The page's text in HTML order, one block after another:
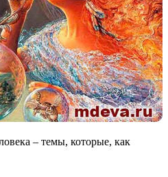
– темы, которые, как